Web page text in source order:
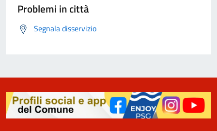
Problemi in città
Segnala disservizio